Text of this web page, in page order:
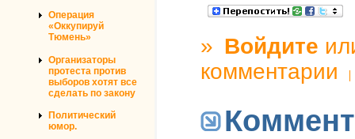
Операция
«Оккупируй
Тюмень»
Организаторы
протеста против
выборов хотят все
сделать по закону
Политический
юмор.
» Войдите
комментарии